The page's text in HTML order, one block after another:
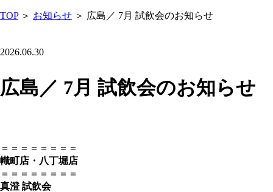
TOP＞ お知らせ ＞ 広島／ 7月 試飲会のお知らせ
2026.06.30
広島／ 7月 試飲会のお知らせ
＝＝＝＝＝＝＝＝
幟町店・八丁堀店
＝＝＝＝＝＝＝＝
真澄 試飲会